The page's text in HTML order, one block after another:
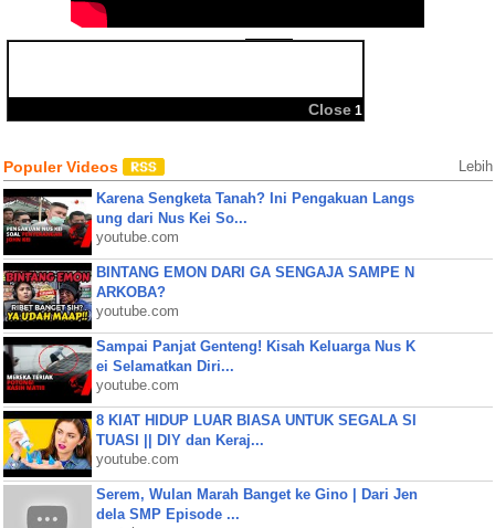
Close 1
BBM
Populer Videos Lebih
Karena Sengketa Tanah? Ini Pengakuan Langs
ung dari Nus Kei So...
youtube.com
BINTANG EMON DARI GA SENGAJA SAMPE N
ARKOBA?
youtube.com
Sampai Panjat Genteng! Kisah Keluarga Nus K
ei Selamatkan Diri...
youtube.com
8 KIAT HIDUP LUAR BIASA UNTUK SEGALA SI
TUASI || DIY dan Keraj...
youtube.com
Serem, Wulan Marah Banget ke Gino | Dari Jen
dela SMP Episode ...